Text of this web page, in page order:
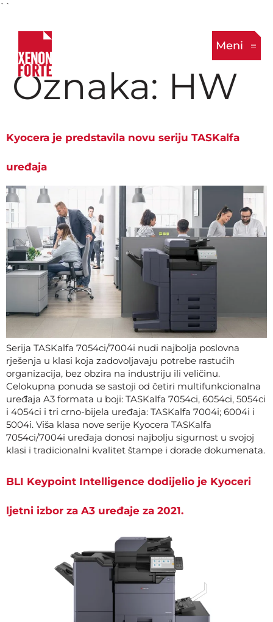
``
Meni
Oznaka: HW
Kyocera je predstavila novu seriju TASKalfa
uređaja
Serija TASKalfa 7054ci/7004i nudi najbolja poslovna
rješenja u klasi koja zadovoljavaju potrebe rastućih
organizacija, bez obzira na industriju ili veličinu.
Celokupna ponuda se sastoji od četiri multifunkcionalna
uređaja A3 formata u boji: TASKalfa 7054ci, 6054ci, 5054ci
i 4054ci i tri crno-bijela uređaja: TASKalfa 7004i; 6004i i
5004i. Viša klasa nove serije Kyocera TASKalfa
7054ci/7004i uređaja donosi najbolju sigurnost u svojoj
klasi i tradicionalni kvalitet štampe i dorade dokumenata.
BLI Keypoint Intelligence dodijelio je Kyoceri
ljetni izbor za A3 uređaje za 2021.